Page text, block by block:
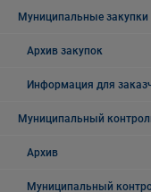
Муниципальные закупки
Архив закупок
Информация для
Муниципальный
Архив
Муниципальный